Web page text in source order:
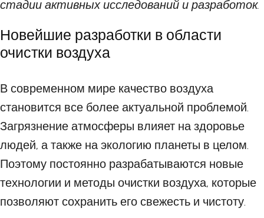
стадии активных исследований и разработок.
Новейшие разработки в области
очистки воздуха
В современном мире качество воздуха
становится все более актуальной проблемой.
Загрязнение атмосферы влияет на здоровье
людей, а также на экологию планеты в целом.
Поэтому постоянно разрабатываются новые
технологии и методы очистки воздуха, которые
позволяют сохранить его свежесть и чистоту.